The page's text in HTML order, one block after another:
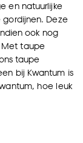
en natuurlijke
Deze
ook nog
Met taupe
taupe
bij Kwantum is
hoe leuk